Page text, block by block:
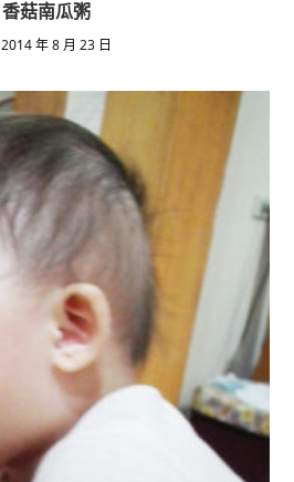
香菇南瓜粥
2014 年 8 月 23 日